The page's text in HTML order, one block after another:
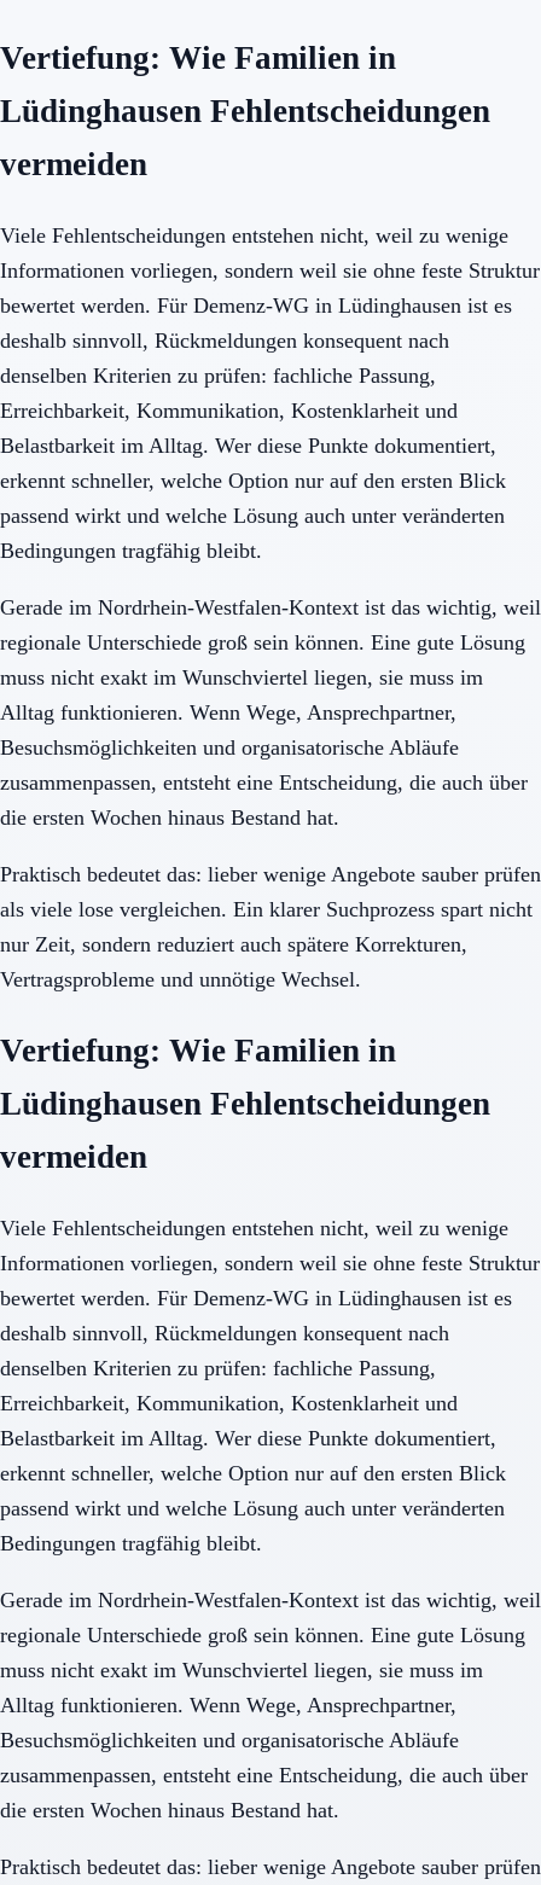
Vertiefung: Wie Familien in
Lüdinghausen Fehlentscheidungen
vermeiden
Viele Fehlentscheidungen entstehen nicht, weil zu wenige
Informationen vorliegen, sondern weil sie ohne feste Struktur
bewertet werden. Für Demenz-WG in Lüdinghausen ist es
deshalb sinnvoll, Rückmeldungen konsequent nach
denselben Kriterien zu prüfen: fachliche Passung,
Erreichbarkeit, Kommunikation, Kostenklarheit und
Belastbarkeit im Alltag. Wer diese Punkte dokumentiert,
erkennt schneller, welche Option nur auf den ersten Blick
passend wirkt und welche Lösung auch unter veränderten
Bedingungen tragfähig bleibt.
Gerade im Nordrhein-Westfalen-Kontext ist das wichtig, weil
regionale Unterschiede groß sein können. Eine gute Lösung
muss nicht exakt im Wunschviertel liegen, sie muss im
Alltag funktionieren. Wenn Wege, Ansprechpartner,
Besuchsmöglichkeiten und organisatorische Abläufe
zusammenpassen, entsteht eine Entscheidung, die auch über
die ersten Wochen hinaus Bestand hat.
Praktisch bedeutet das: lieber wenige Angebote sauber prüfen
als viele lose vergleichen. Ein klarer Suchprozess spart nicht
nur Zeit, sondern reduziert auch spätere Korrekturen,
Vertragsprobleme und unnötige Wechsel.
Vertiefung: Wie Familien in
Lüdinghausen Fehlentscheidungen
vermeiden
Viele Fehlentscheidungen entstehen nicht, weil zu wenige
Informationen vorliegen, sondern weil sie ohne feste Struktur
bewertet werden. Für Demenz-WG in Lüdinghausen ist es
deshalb sinnvoll, Rückmeldungen konsequent nach
denselben Kriterien zu prüfen: fachliche Passung,
Erreichbarkeit, Kommunikation, Kostenklarheit und
Belastbarkeit im Alltag. Wer diese Punkte dokumentiert,
erkennt schneller, welche Option nur auf den ersten Blick
passend wirkt und welche Lösung auch unter veränderten
Bedingungen tragfähig bleibt.
Gerade im Nordrhein-Westfalen-Kontext ist das wichtig, weil
regionale Unterschiede groß sein können. Eine gute Lösung
muss nicht exakt im Wunschviertel liegen, sie muss im
Alltag funktionieren. Wenn Wege, Ansprechpartner,
Besuchsmöglichkeiten und organisatorische Abläufe
zusammenpassen, entsteht eine Entscheidung, die auch über
die ersten Wochen hinaus Bestand hat.
Praktisch bedeutet das: lieber wenige Angebote sauber prüfen